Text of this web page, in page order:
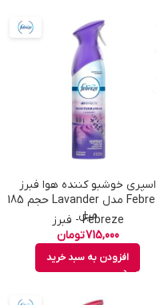
اسپری خوشبو کننده هوا فبرز
Febreze مدل Lavander حجم 185
میل
Febreze - فبرز
715,000تومان
افزودن به سبد خرید